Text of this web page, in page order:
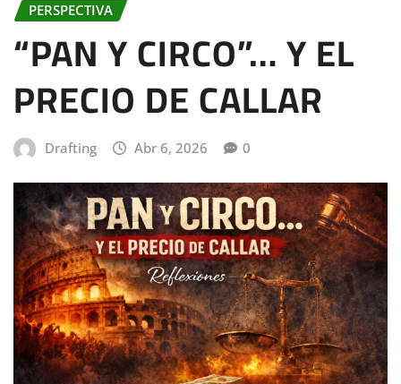
PERSPECTIVA
“PAN Y CIRCO”… Y EL
PRECIO DE CALLAR
Drafting Abr 6, 2026 0